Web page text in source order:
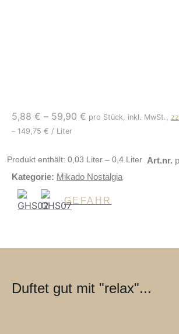
5,88 € – 59,90 € pro Stück, inkl. MwSt.,
– 149,75 € / Liter
Produkt enthält: 0,03 Liter– 0,4 Liter Art.nr.
Kategorie: Mikado Nostalgia
GEFAHR
Duftet gut mit "relax"...